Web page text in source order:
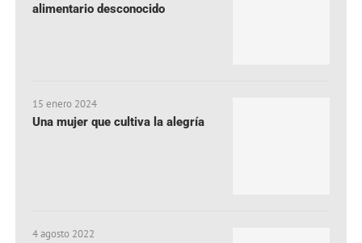
alimentario desconocido
15 enero 2024
Una mujer que cultiva la alegría
4 agosto 2022